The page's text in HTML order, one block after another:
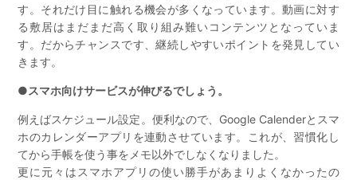
す。それだけ目に触れる機会が多くなっています。動画に対す
る敷居はまだまだ高く取り組み難いコンテンツとなっていま
す。だからチャンスです、継続しやすいポイントを発見してい
きます。
●スマホ向けサービスが伸びるでしょう。
例えばスケジュール設定。便利なので、Google Calenderとスマ
ホのカレンダーアプリを連動させています。これが、習慣化し
てから手帳を使う事をメモ以外でしなくなりました。
更に元々はスマホアプリの使い勝手があまりよくなかったの